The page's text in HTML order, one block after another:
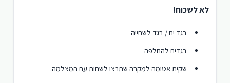
לא לשכוח!
בגד ים / בגד לשחייה
בגדים להחלפה
שקית אטומה למקרה שתרצו לשחות עם המצלמה.